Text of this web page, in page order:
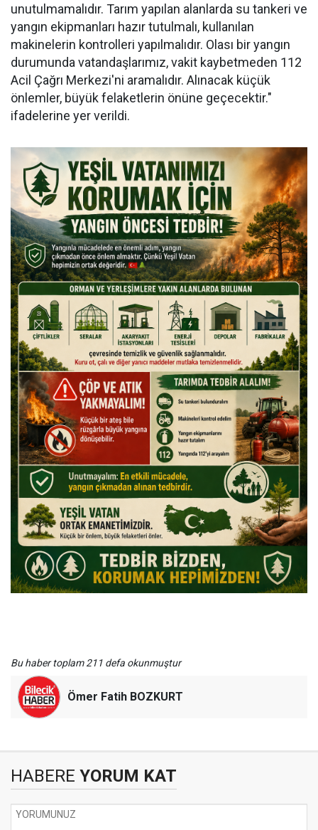
unutulmamalıdır. Tarım yapılan alanlarda su tankeri ve
yangın ekipmanları hazır tutulmalı, kullanılan
makinelerin kontrolleri yapılmalıdır. Olası bir yangın
durumunda vatandaşlarımız, vakit kaybetmeden 112
Acil Çağrı Merkezi'ni aramalıdır. Alınacak küçük
önlemler, büyük felaketlerin önüne geçecektir."
ifadelerine yer verildi.
Bu haber toplam 211 defa okunmuştur
Ömer Fatih BOZKURT
HABERE YORUM KAT